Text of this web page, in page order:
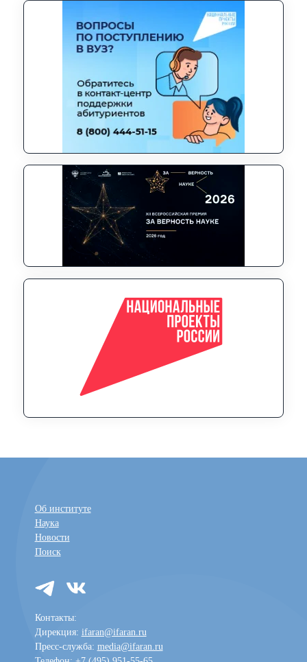
Об институте
Наука
Новости
Поиск
Контакты:
Дирекция: ifaran@ifaran.ru
Пресс-служба: media@ifaran.ru